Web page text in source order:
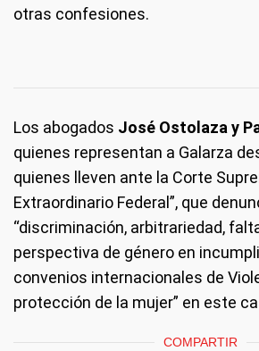
otras confesiones.
Los abogados José Ostolaza y
quienes representan a Galarza
quienes lleven ante la Corte
Extraordinario Federal”, que
“discriminación, arbitrariedad,
perspectiva de género en
convenios internacionales de
protección de la mujer” en este
COMPARTIR